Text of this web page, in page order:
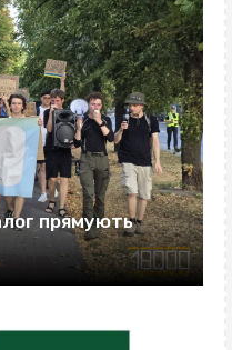
прямують